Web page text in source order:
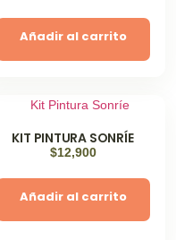
Añadir al carrito
KIT PINTURA SONRÍE
$12,900
Añadir al carrito